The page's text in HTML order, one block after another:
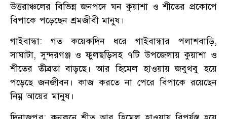
উত্তরাঞ্চলের বিভিন্ন জনপদে ঘন কুয়াশা ও শীতের প্রকোপে
বিপাকে পড়েছেন শ্রমজীবী মানুষ।
গাইবান্ধা: গত কয়েকদিন ধরে গাইবান্ধার পলাশবাড়ি,
সাঘাটা, সুন্দরগঞ্জ ও ফুলছড়িসহ ৭টি উপজেলায় কুয়াশা ও
শীতের তীব্রতা বাড়ছে। আর হিমেল হাওয়ায় জবুথবু হয়ে
পড়েছে জনজীবন। কাজ করতে না পেরে বিপাকে রয়েছেন
নিম্ন আয়ের মানুষ।